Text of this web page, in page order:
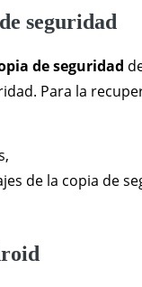
seguridad
de seguridad
Para la
de la copia de